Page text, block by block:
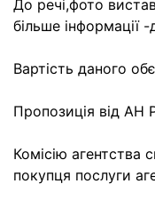
До речі,фото
більше інформації -
Вартість даного
Пропозиція від АН
Комісію агентства
покупця послуги